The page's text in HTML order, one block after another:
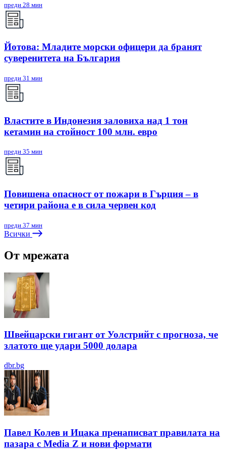
преди 28 мин
Йотова: Младите морски офицери да бранят
суверенитета на България
преди 31 мин
Властите в Индонезия заловиха над 1 тон
кетамин на стойност 100 млн. евро
преди 35 мин
Повишена опасност от пожари в Гърция – в
четири района е в сила червен код
преди 37 мин
Всички
От мрежата
Швейцарски гигант от Уолстрийт с прогноза, че
златото ще удари 5000 долара
dbr.bg
Павел Колев и Ицака пренаписват правилата на
пазара с Media Z и нови формати